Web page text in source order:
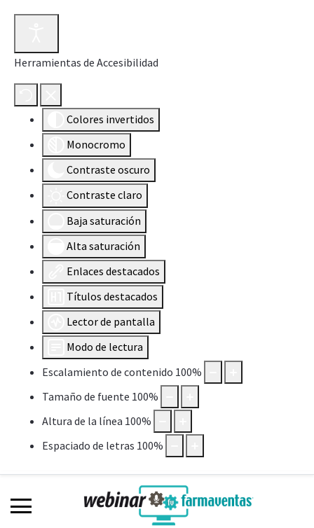
Herramientas de Accesibilidad
Colores invertidos
Monocromo
Contraste oscuro
Contraste claro
Baja saturación
Alta saturación
Enlaces destacados
Títulos destacados
Lector de pantalla
Modo de lectura
Escalamiento de contenido 100%
Tamaño de fuente 100%
Altura de la línea 100%
Espaciado de letras 100%